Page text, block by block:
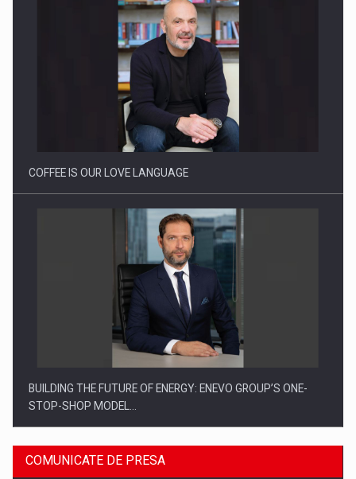
Proteinmaxxing and the Future of Protein Demand
COFFEE IS OUR LOVE LANGUAGE
BUILDING THE FUTURE OF ENERGY: ENEVO GROUP’S ONE-
STOP-SHOP MODEL…
COMUNICATE DE PRESA